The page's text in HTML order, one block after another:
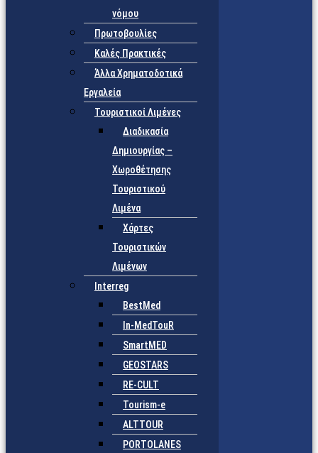
νόμου
Πρωτοβουλίες
Καλές Πρακτικές
Άλλα Χρηματοδοτικά
Εργαλεία
Τουριστικοί Λιμένες
Διαδικασία
Δημιουργίας –
Χωροθέτησης
Τουριστικού
Λιμένα
Χάρτες
Τουριστικών
Λιμένων
Interreg
BestMed
In-MedTouR
SmartMED
GEOSTARS
RE-CULT
Tourism-e
ALTTOUR
PORTOLANES